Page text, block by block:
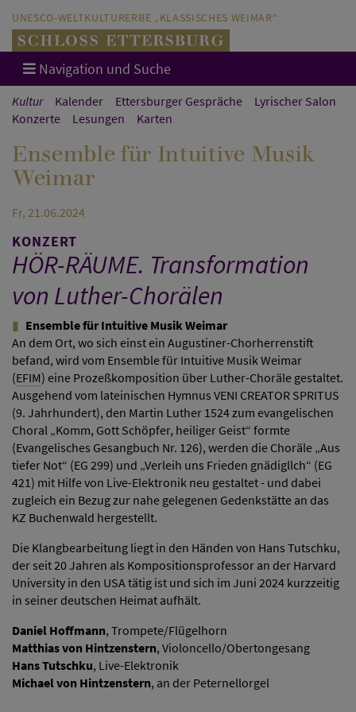
UNESCO-WELTKULTURERBE „KLASSISCHES WEIMAR“
Navigation und Suche
Kultur Kalender Ettersburger Gespräche
Lyrischer Salon
Konzerte
Lesungen Karten
Ensemble für Intuitive Musik
Weimar
Fr, 21.06.2024
KONZERT
HÖR-RÄUME. Transformation
von Luther-Chorälen
Ensemble für Intuitive Musik Weimar
An dem Ort, wo sich einst ein Augustiner-Chorherrenstift
befand, wird vom Ensemble für Intuitive Musik Weimar
(EFIM) eine Prozeßkomposition über Luther-Choräle gestaltet.
Ausgehend vom lateinischen Hymnus VENI CREATOR SPRITUS
(9. Jahrhundert), den Martin Luther 1524 zum evangelischen
Choral „Komm, Gott Schöpfer, heiliger Geist“ formte
(Evangelisches Gesangbuch Nr. 126), werden die Choräle „Aus
tiefer Not“ (EG 299) und „Verleih uns Frieden gnädigllch“ (EG
421) mit Hilfe von Live-Elektronik neu gestaltet - und dabei
zugleich ein Bezug zur nahe gelegenen Gedenkstätte an das
KZ Buchenwald hergestellt.
Die Klangbearbeitung liegt in den Händen von Hans Tutschku,
der seit 20 Jahren als Kompositionsprofessor an der Harvard
University in den USA tätig ist und sich im Juni 2024 kurzzeitig
in seiner deutschen Heimat aufhält.
Daniel Hoffmann, Trompete/Flügelhorn
Matthias von Hintzenstern, Violoncello/Obertongesang
Hans Tutschku, Live-Elektronik
Michael von Hintzenstern, an der Peternellorgel